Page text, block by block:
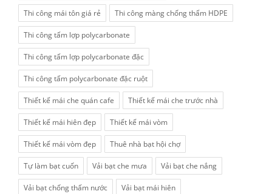
Thi công mái tôn giá rẻ Thi công màng chống thấm HDPE
Thi công tấm lợp polycarbonate
Thi công tấm lợp polycarbonate đặc
Thi công tấm polycarbonate đặc ruột
Thiết kế mái che quán cafe Thiết kế mái che trước nhà
Thiết kế mái hiên đẹp Thiết kế mái vòm
Thiết kế mái vòm đẹp Thuê nhà bạt hội chợ
Tự làm bạt cuốn Vải bạt che mưa Vải bạt che nắng
Vải bạt chống thấm nước Vải bạt mái hiên